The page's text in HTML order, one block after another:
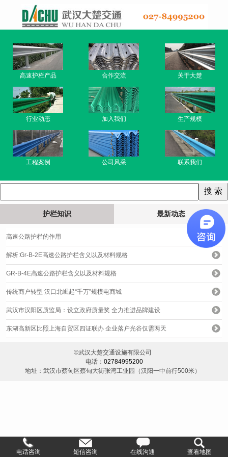
高速护栏产品 合作交流 关于大楚
行业动态 加入我们 生产规模
工程案例 公司风采 联系我们
护栏知识 最新动态
高速公路护栏的作用
解析:Gr-B-2E高速公路护栏含义以及材料规格
GR-B-4E高速公路护栏含义以及材料规格
传统商户转型 汉口北崛起“千万”规模电商城
武汉市汉阳区质监局：设立政府质量奖 全力推进品牌建设
东湖高新区比照上海自贸区四证联办 企业落户光谷仅需两天
©武汉大楚交通设施有限公司
电话： 02784995200
地址：武汉市蔡甸区蔡甸大街张湾工业园（汉阳一中前行500米）
电话咨询 短信咨询 在线沟通 查看地图